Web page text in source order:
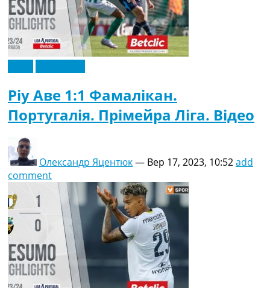
Ріу Аве 1:1 Фамалікан.
Португалія. Прімейра Ліга. Відео
Олександр Яцентюк— Вер 17, 2023, 10:52add
comment